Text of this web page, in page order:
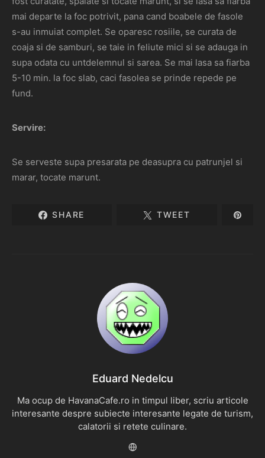
mai departe la foc potrivit, pana cand boabele de fasole
s-au inmuiat complet. Se oparesc rosiile, se curata de
coaja si de samburi, se taie in feliute mici si se adauga in
supa odata cu untdelemnul si sarea. Se mai lasa sa fiarba
5-10 min. la foc slab, caci fasolea se prinde repede pe
fund.
Servire:
Se serveste supa presarata pe deasupra cu patrunjel si
marar, tocate marunt.
SHARE TWEET
Eduard Nedelcu
Ma ocup de HavanaCafe.ro in timpul liber, scriu articole
interesante despre subiecte interesante legate de turism,
calatorii si retete culinare.